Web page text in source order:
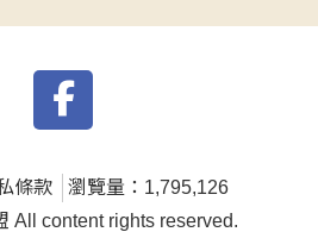
條款
瀏覽量：1,795,126
All content rights reserved.